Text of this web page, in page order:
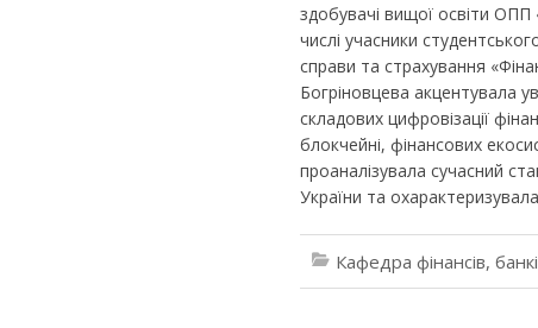
здобувачі вищої освіти ОПП
числі учасники
справи та страхування
Богріновцева акцентувала
складових цифровізації
блокчейні, фінансових
проаналізувала сучасний
України та
Кафедра фінансів,